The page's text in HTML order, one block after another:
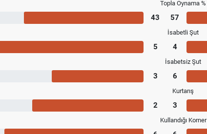
Topla Oynama %
43 57
İsabetli Şut
5 4
İsabetsiz Şut
3 6
Kurtarış
2 3
Kullandığı Korner